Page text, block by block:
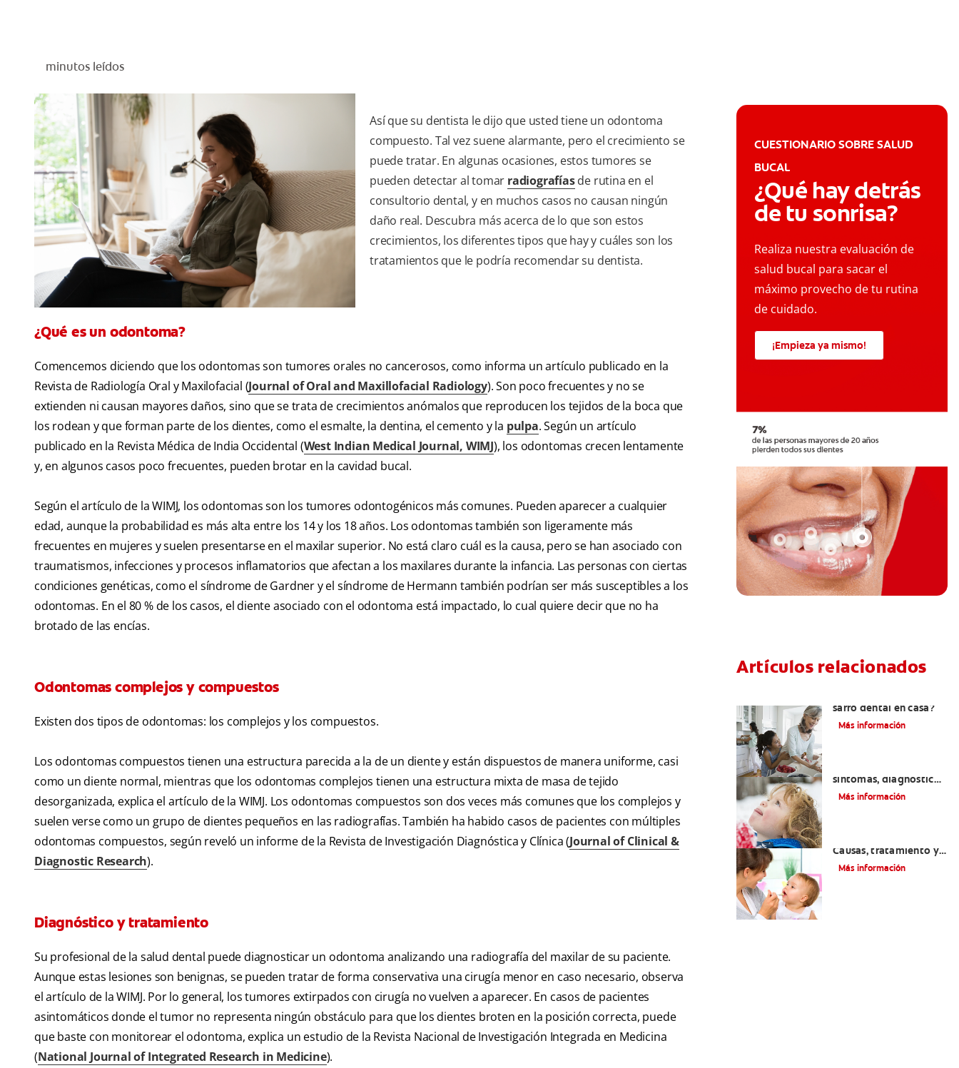
minutos leídos
Así que su dentista le dijo que usted tiene un odontoma
compuesto. Tal vez suene alarmante, pero el crecimiento se
puede tratar. En algunas ocasiones, estos tumores se
pueden detectar al tomar radiografíasde rutina en el
consultorio dental, y en muchos casos no causan ningún
daño real. Descubra más acerca de lo que son estos
crecimientos, los diferentes tipos que hay y cuáles son los
tratamientos que le podría recomendar su dentista.
¿Qué es un odontoma?
Comencemos diciendo que los odontomas son tumores orales no cancerosos, como informa un artículo publicado en la
Revista de Radiología Oral y Maxilofacial (Journal of Oral and Maxillofacial Radiology). Son poco frecuentes y no se
extienden ni causan mayores daños, sino que se trata de crecimientos anómalos que reproducen los tejidos de la boca que
los rodean y que forman parte de los dientes, como el esmalte, la dentina, el cemento y la pulpa. Según un artículo
publicado en la Revista Médica de India Occidental (West Indian Medical Journal, WIMJ), los odontomas crecen lentamente
y, en algunos casos poco frecuentes, pueden brotar en la cavidad bucal.
Según el artículo de la WIMJ, los odontomas son los tumores odontogénicos más comunes. Pueden aparecer a cualquier
edad, aunque la probabilidad es más alta entre los 14 y los 18 años. Los odontomas también son ligeramente más
frecuentes en mujeres y suelen presentarse en el maxilar superior. No está claro cuál es la causa, pero se han asociado con
traumatismos, infecciones y procesos inflamatorios que afectan a los maxilares durante la infancia. Las personas con ciertas
condiciones genéticas, como el síndrome de Gardner y el síndrome de Hermann también podrían ser más susceptibles a los
odontomas. En el 80 % de los casos, el diente asociado con el odontoma está impactado, lo cual quiere decir que no ha
brotado de las encías.
Odontomas complejos y compuestos
Existen dos tipos de odontomas: los complejos y los compuestos.
Los odontomas compuestos tienen una estructura parecida a la de un diente y están dispuestos de manera uniforme, casi
como un diente normal, mientras que los odontomas complejos tienen una estructura mixta de masa de tejido
desorganizada, explica el artículo de la WIMJ. Los odontomas compuestos son dos veces más comunes que los complejos y
suelen verse como un grupo de dientes pequeños en las radiografías. También ha habido casos de pacientes con múltiples
odontomas compuestos, según reveló un informe de la Revista de Investigación Diagnóstica y Clínica (Journal of Clinical &
Diagnostic Research).
Diagnóstico y tratamiento
Su profesional de la salud dental puede diagnosticar un odontoma analizando una radiografía del maxilar de su paciente.
Aunque estas lesiones son benignas, se pueden tratar de forma conservativa una cirugía menor en caso necesario, observa
el artículo de la WIMJ. Por lo general, los tumores extirpados con cirugía no vuelven a aparecer. En casos de pacientes
asintomáticos donde el tumor no representa ningún obstáculo para que los dientes broten en la posición correcta, puede
que baste con monitorear el odontoma, explica un estudio de la Revista Nacional de Investigación Integrada en Medicina
(National Journal of Integrated Research in Medicine).
CUESTIONARIO SOBRE SALUD
BUCAL
¿Qué hay detrás
de tu sonrisa?
Realiza nuestra evaluación de
salud bucal para sacar el
máximo provecho de tu rutina
de cuidado.
¡Empieza ya mismo!
Artículos relacionados
sarro dental en casa?
Más información
síntomas, diagnóstico
y tratamiento
Más información
Causas, tratamiento y
cuidado
Más información